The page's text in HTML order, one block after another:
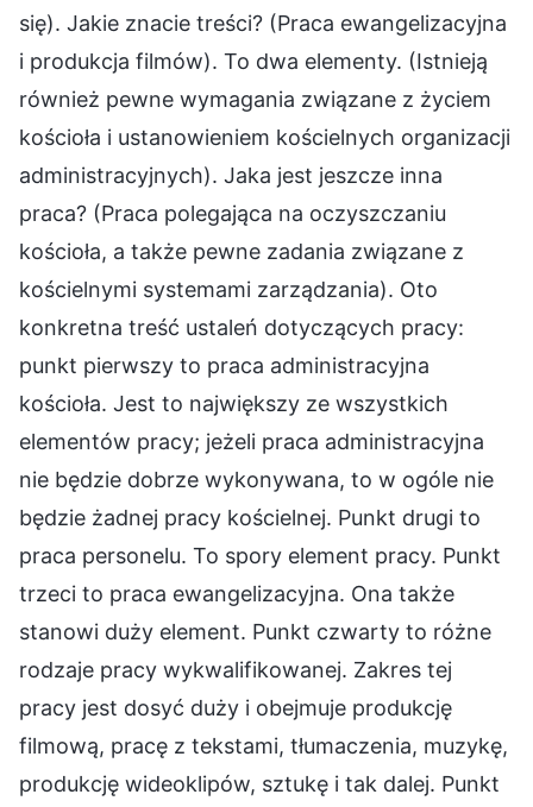
się). Jakie znacie treści? (Praca ewangelizacyjna
i produkcja filmów). To dwa elementy. (Istnieją
również pewne wymagania związane z życiem
kościoła i ustanowieniem kościelnych organizacji
administracyjnych). Jaka jest jeszcze inna
praca? (Praca polegająca na oczyszczaniu
kościoła, a także pewne zadania związane z
kościelnymi systemami zarządzania). Oto
konkretna treść ustaleń dotyczących pracy:
punkt pierwszy to praca administracyjna
kościoła. Jest to największy ze wszystkich
elementów pracy; jeżeli praca administracyjna
nie będzie dobrze wykonywana, to w ogóle nie
będzie żadnej pracy kościelnej. Punkt drugi to
praca personelu. To spory element pracy. Punkt
trzeci to praca ewangelizacyjna. Ona także
stanowi duży element. Punkt czwarty to różne
rodzaje pracy wykwalifikowanej. Zakres tej
pracy jest dosyć duży i obejmuje produkcję
filmową, pracę z tekstami, tłumaczenia, muzykę,
produkcję wideoklipów, sztukę i tak dalej. Punkt